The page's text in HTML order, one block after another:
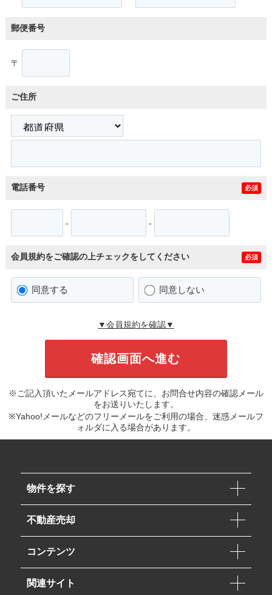
郵便番号
〒
ご住所
電話番号 必須
- -
会員規約をご確認の上チェックをしてください 必須
同意する 同意しない
▼会員規約を確認▼
※ご記入頂いたメールアドレス宛てに、お問合せ内容の確認メール
をお送りいたします。
※Yahoo!メールなどのフリーメールをご利用の場合、迷惑メールフ
ォルダに入る場合があります。
物件を探す
不動産売却
コンテンツ
関連サイト